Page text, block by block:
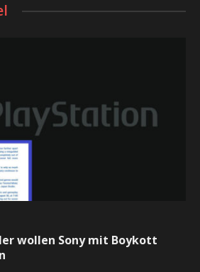
wollen Sony mit Boykott